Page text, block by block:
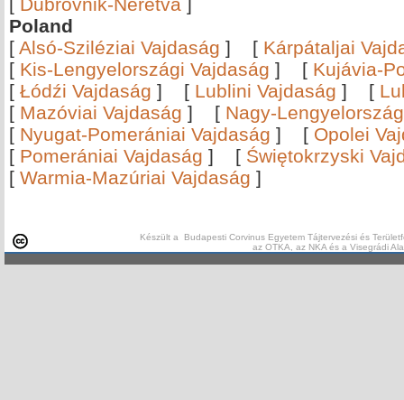
Poland
[ Alsó-Sziléziai Vajdaság ] [ Kárpátaljai
[ Kis-Lengyelországi Vajdaság ] [ Kujávia-
[ Łódźi Vajdaság ] [ Lublini Vajdaság ] [
[ Mazóviai Vajdaság ] [ Nagy-
[ Nyugat-Pomerániai Vajdaság ] [ Opolei
[ Pomerániai Vajdaság ] [ Świętokrzyski
[ Warmia-Mazúriai Vajdaság ]
Készült a Budapesti Corvinus Egyetem Tájtervezési és
az OTKA, az NKA és a Visegrádi